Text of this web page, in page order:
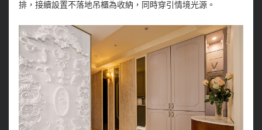
排，接續設置不落地吊櫃為收納，同時穿引情境光源。